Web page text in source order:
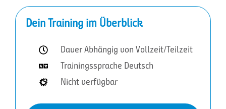
Dein Training im Überblick
Dauer Abhängig von Vollzeit/Teilzeit
Trainingssprache Deutsch
Nicht verfügbar